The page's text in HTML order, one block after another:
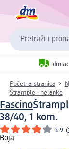
Pretraži i
dm
Početna stranica
Štrample i helanke
Fascino
38/40, 1 kom.
3.9 (
Boja